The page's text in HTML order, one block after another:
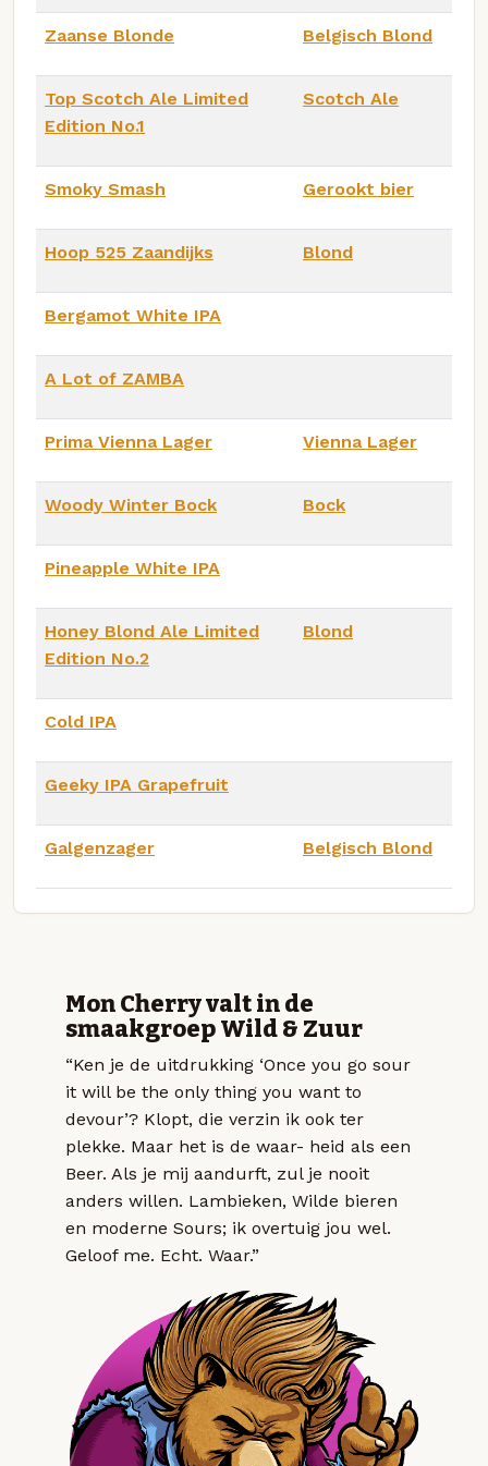
Zaanse Blonde Belgisch Blond
Top Scotch Ale Limited
Edition No.1
Scotch Ale
Smoky Smash Gerookt bier
Hoop 525 Zaandijks Blond
Bergamot White IPA
A Lot of ZAMBA
Prima Vienna Lager Vienna Lager
Woody Winter Bock Bock
Pineapple White IPA
Honey Blond Ale Limited
Edition No.2
Blond
Cold IPA
Geeky IPA Grapefruit
Galgenzager Belgisch Blond
Mon Cherry valt in de
smaakgroep Wild & Zuur
“Ken je de uitdrukking ‘Once you go sour
it will be the only thing you want to
devour’? Klopt, die verzin ik ook ter
plekke. Maar het is de waar- heid als een
Beer. Als je mij aandurft, zul je nooit
anders willen. Lambieken, Wilde bieren
en moderne Sours; ik overtuig jou wel.
Geloof me. Echt. Waar.”